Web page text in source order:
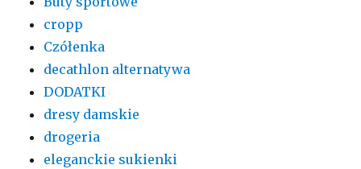
cropp
Czółenka
decathlon alternatywa
DODATKI
dresy damskie
drogeria
eleganckie sukienki